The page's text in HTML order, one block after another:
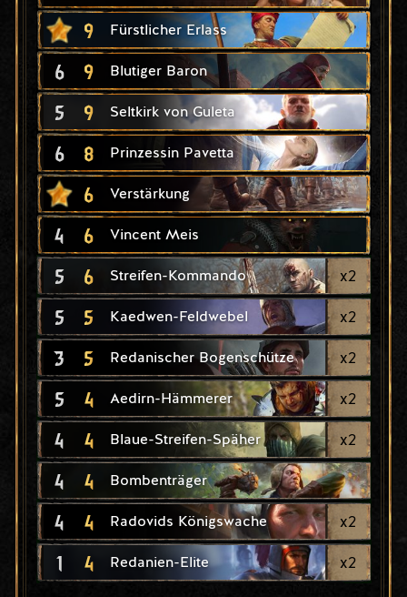
9 Fürstlicher Erlass
6 9 Blutiger Baron
5 9 Seltkirk von Guleta
6 8 Prinzessin Pavetta
6 Verstärkung
4 6 Vincent Meis
5 6 Streifen-Kommando x2
5 5 Kaedwen-Feldwebel x2
3 5 Redanischer Bogenschütze x2
5 4 Aedirn-Hämmerer x2
4 4 Blaue-Streifen-Späher x2
4 4 Bombenträger
4 4 Radovids Königswache x2
1 4 Redanien-Elite x2